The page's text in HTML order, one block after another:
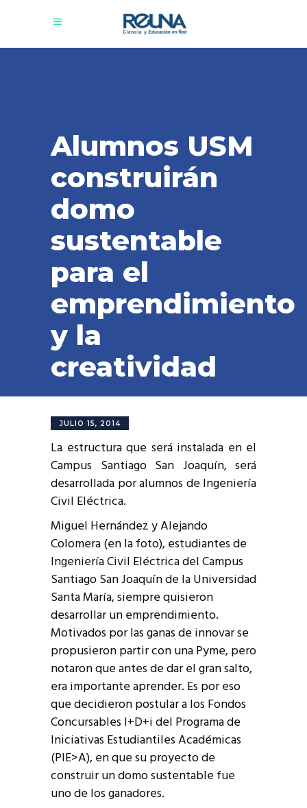
Alumnos USM
construirán
domo
sustentable
para el
emprendimiento
y la
creatividad
JULIO 15, 2014
La estructura que será instalada en el
Campus Santiago San Joaquín, será
desarrollada por alumnos de Ingeniería
Civil Eléctrica.
Miguel Hernández y Alejando
Colomera (en la foto), estudiantes de
Ingeniería Civil Eléctrica del Campus
Santiago San Joaquín de la Universidad
Santa María, siempre quisieron
desarrollar un emprendimiento.
Motivados por las ganas de innovar se
propusieron partir con una Pyme, pero
notaron que antes de dar el gran salto,
era importante aprender. Es por eso
que decidieron postular a los Fondos
Concursables I+D+i del Programa de
Iniciativas Estudiantiles Académicas
(PIE>A), en que su proyecto de
construir un domo sustentable fue
uno de los ganadores.